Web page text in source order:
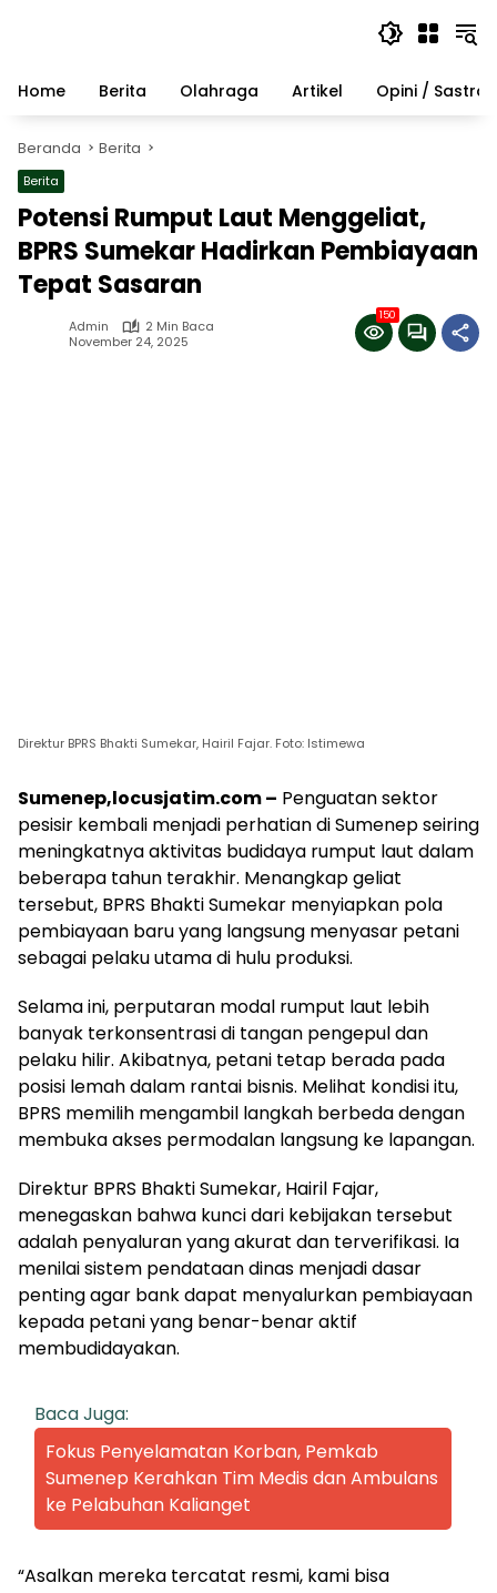
Home
Berita Olahraga Artikel Opini / Sastra
Beranda Berita
Berita
Potensi Rumput Laut Menggeliat,
BPRS Sumekar Hadirkan Pembiayaan
Tepat Sasaran
Admin
2 Min Baca
November 24, 2025
150
Direktur BPRS Bhakti Sumekar, Hairil Fajar. Foto: Istimewa
Sumenep,locusjatim.com – Penguatan sektor
pesisir kembali menjadi perhatian di Sumenep seiring
meningkatnya aktivitas budidaya rumput laut dalam
beberapa tahun terakhir. Menangkap geliat
tersebut, BPRS Bhakti Sumekar menyiapkan pola
pembiayaan baru yang langsung menyasar petani
sebagai pelaku utama di hulu produksi.
Selama ini, perputaran modal rumput laut lebih
banyak terkonsentrasi di tangan pengepul dan
pelaku hilir. Akibatnya, petani tetap berada pada
posisi lemah dalam rantai bisnis. Melihat kondisi itu,
BPRS memilih mengambil langkah berbeda dengan
membuka akses permodalan langsung ke lapangan.
Direktur BPRS Bhakti Sumekar, Hairil Fajar,
menegaskan bahwa kunci dari kebijakan tersebut
adalah penyaluran yang akurat dan terverifikasi. Ia
menilai sistem pendataan dinas menjadi dasar
penting agar bank dapat menyalurkan pembiayaan
kepada petani yang benar-benar aktif
membudidayakan.
Baca Juga:
Fokus Penyelamatan Korban, Pemkab
Sumenep Kerahkan Tim Medis dan Ambulans
ke Pelabuhan Kalianget
“Asalkan mereka tercatat resmi, kami bisa